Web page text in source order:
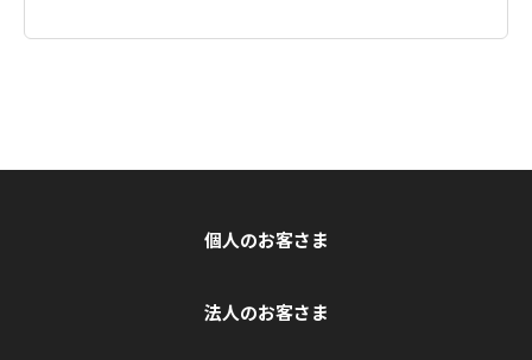
個人のお客さま
法人のお客さま